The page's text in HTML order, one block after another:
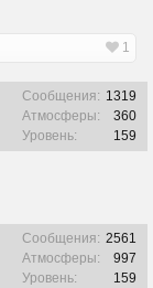
1
Сообщения: 1319
Атмосферы:
360
Уровень:
159
Сообщения: 2561
Атмосферы:
997
Уровень:
159